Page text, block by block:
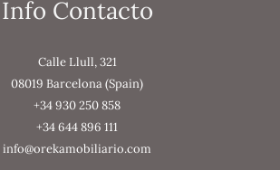
Info Contacto
Calle Llull, 321
08019 Barcelona (Spain)
+34 930 250 858
+34 644 896 111
info@orekamobiliario.com